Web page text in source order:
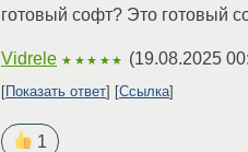
готовый софт? Это готовый
Vidrele ★★★★★ (19.08.2025
Показать ответ Ссылка
1